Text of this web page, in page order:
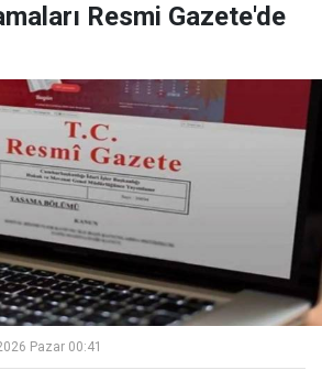
Resmi Gazete'de
Pazar 00:41